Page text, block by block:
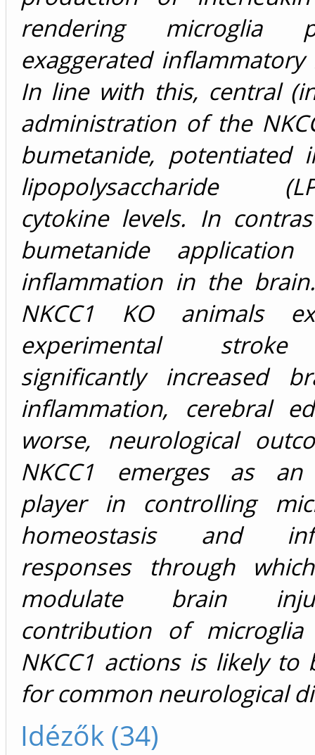
rendering microglia
exaggerated inflammatory
In line with this, central
administration of the
bumetanide, potentiated
lipopolysaccharide
cytokine levels. In
bumetanide application
inflammation in the
NKCC1 KO animals
experimental
significantly increased
inflammation, cerebral
worse, neurological
NKCC1 emerges as
player in controlling
homeostasis and
responses through
modulate brain
contribution of
NKCC1 actions is likely to
for common neurological
Idézők (34)